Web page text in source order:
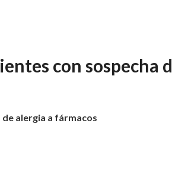
con sospecha
alergia a fármacos